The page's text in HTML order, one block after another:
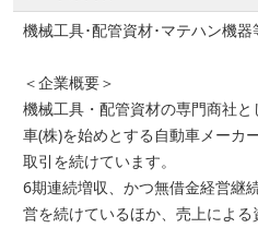
機械工具･配管資材･マテハン機器
＜企業概要＞
機械工具・配管資材の専門商社
車(株)を始めとする自動車メーカ
取引を続けています。
6期連続増収、かつ無借金経営継
営を続けているほか、売上によ